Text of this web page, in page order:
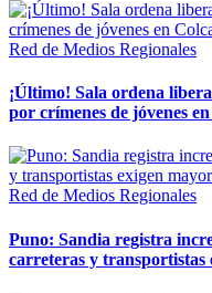
Red de Medios Regionales
¡Último! Sala ordena
por crímenes de jóvenes
Red de Medios Regionales
Puno: Sandia registra
carreteras y transportistas